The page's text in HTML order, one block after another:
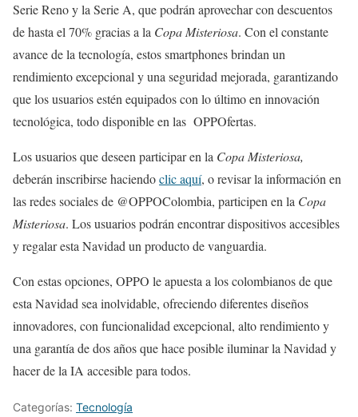
Serie Reno y la Serie A, que podrán aprovechar con descuentos
de hasta el 70% gracias a la Copa Misteriosa. Con el constante
avance de la tecnología, estos smartphones brindan un
rendimiento excepcional y una seguridad mejorada, garantizando
que los usuarios estén equipados con lo último en innovación
tecnológica, todo disponible en las OPPOfertas.
Los usuarios que deseen participar en la Copa Misteriosa,
deberán inscribirse haciendoclic aquí, o revisar la información en
las redes sociales de @OPPOColombia, participen en la Copa
Misteriosa. Los usuarios podrán encontrar dispositivos accesibles
y regalar esta Navidad un producto de vanguardia.
Con estas opciones, OPPO le apuesta a los colombianos de que
esta Navidad sea inolvidable, ofreciendo diferentes diseños
innovadores, con funcionalidad excepcional, alto rendimiento y
una garantía de dos años que hace posible iluminar la Navidad y
hacer de la IA accesible para todos.
Categorías: Tecnología